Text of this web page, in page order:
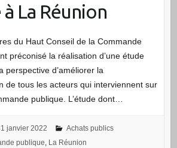
La Réunion
du Haut Conseil de la Commande
préconisé la réalisation d’une étude
perspective d’améliorer la
de tous les acteurs qui interviennent sur
publique. L’étude dont…
janvier 2022
Achats publics
publique, La Réunion